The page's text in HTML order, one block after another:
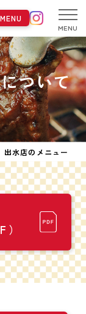
MENU
ついて
出水店のメニュー